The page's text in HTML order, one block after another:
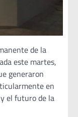
de la
este martes,
generaron
en
el futuro de la